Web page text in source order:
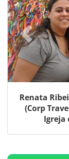
Renata
(Corp
Igreja